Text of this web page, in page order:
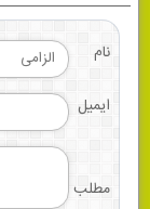
نام
ایمیل
مطلب